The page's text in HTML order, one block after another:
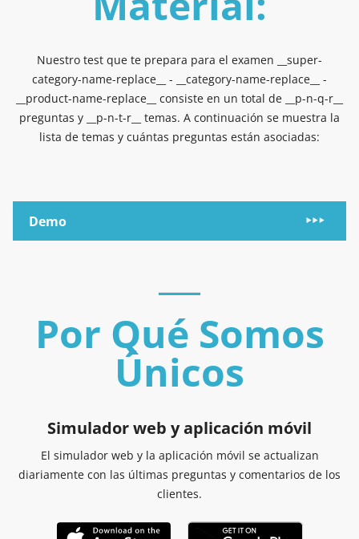
Por Qué Somos
Únicos
Simulador web y aplicación móvil
El simulador web y la aplicación móvil se actualizan
diariamente con las últimas preguntas y comentarios de los
clientes.
Nuestro test que te prepara para el examen __super-
category-name-replace__ - __category-name-replace__ -
__product-name-replace__ consiste en un total de __p-n-q-r__
preguntas y __p-n-t-r__ temas. A continuación se muestra la
lista de temas y cuántas preguntas están asociadas:
Demo